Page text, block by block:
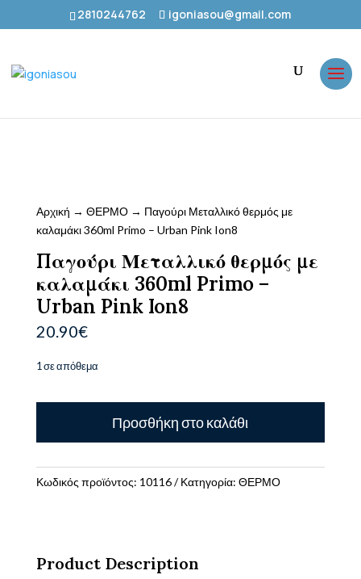
2810244762 igoniasou@gmail.com
Αρχική → ΘΕΡΜΟ→ Παγούρι Μεταλλικό θερμός με
καλαμάκι 360ml Primo – Urban Pink Ion8
Παγούρι Μεταλλικό θερμός με
καλαμάκι 360ml Primo –
Urban Pink Ion8
20.90€
1 σε απόθεμα
Παγούρι
θερμός
καλαμάκι
Pink
Προσθήκη στο καλάθι
Κωδικός προϊόντος: 10116 Κατηγορία: ΘΕΡΜΟ
Product Description